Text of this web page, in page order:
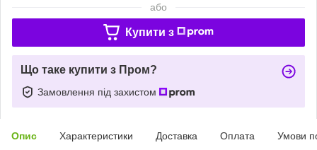
або
Купити з
Що таке купити з Пром?
Замовлення під захистом
Опис Характеристики Доставка Оплата Умови